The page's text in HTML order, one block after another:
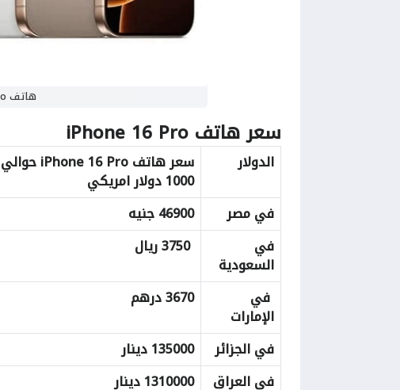
هاتف iPhone 16 Pro
سعر هاتف iPhone 16 Pro
الدولار سعر هاتف iPhone 16 Pro حوالي
1000 دولار امريكي
في مصر
46900 جنيه
في
السعودية
3750 ريال
في
الإمارات
3670 درهم
في الجزائر
135000 دينار
في العراق
1310000 دينار